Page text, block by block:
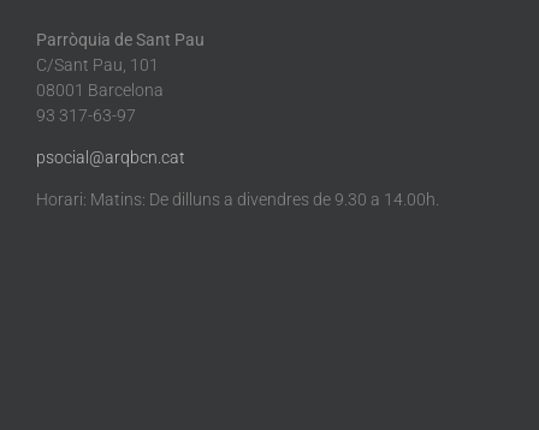
Parròquia de Sant Pau
C/Sant Pau, 101
08001 Barcelona
93 317-63-97
psocial@arqbcn.cat
Horari: Matins: De dilluns a divendres de 9.30 a 14.00h.